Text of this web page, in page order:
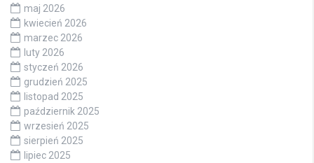
maj 2026
kwiecień 2026
marzec 2026
luty 2026
styczeń 2026
grudzień 2025
listopad 2025
październik 2025
wrzesień 2025
sierpień 2025
lipiec 2025